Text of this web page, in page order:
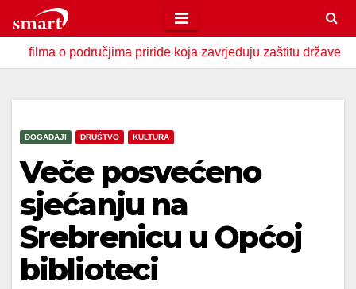
to
content
o područjima priride koja zavrjeđuju zaštitu države U
DOGAĐAJI DRUŠTVO KULTURA
Veče posvećeno
sjećanju na
Srebrenicu u Općoj
biblioteci